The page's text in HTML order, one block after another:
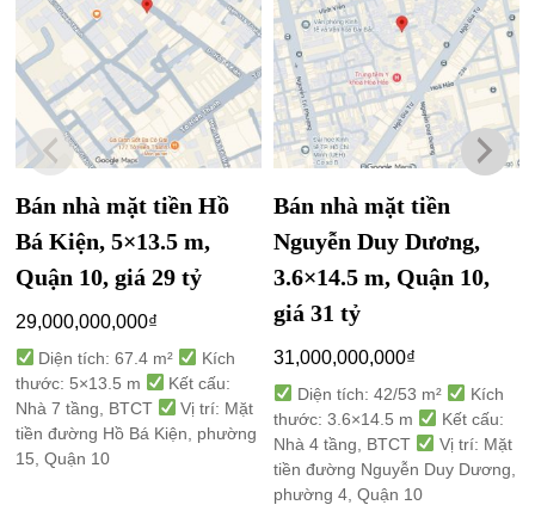
Bán nhà mặt tiền Hồ
Bá Kiện, 5×13.5 m,
Quận 10, giá 29 tỷ
29,000,000,000₫
Diện tích: 67.4 m²
Kích
thước: 5×13.5 m
Kết cấu:
Nhà 7 tầng, BTCT
Vị trí: Mặt
tiền đường Hồ Bá Kiện, phường
15, Quận 10
Bán nhà mặt tiền
Nguyễn Duy Dương,
3.6×14.5 m, Quận 10,
giá 31 tỷ
31,000,000,000₫
Diện tích: 42/53 m²
Kích
thước: 3.6×14.5 m
Kết cấu:
Nhà 4 tầng, BTCT
Vị trí: Mặt
tiền đường Nguyễn Duy Dương,
phường 4, Quận 10